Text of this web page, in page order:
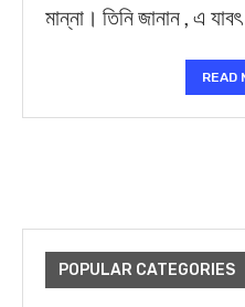
মান্না। তিনি জানান , এ
READ
POPULAR CATEGORIES